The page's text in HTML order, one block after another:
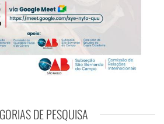
DE PESQUISA